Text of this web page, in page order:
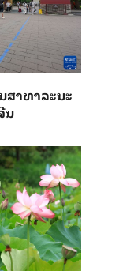
ສາ​ທາ​ລະ​ນະ​
ນ